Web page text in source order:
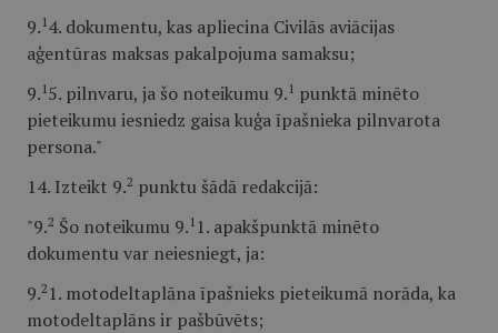
9. 1 4. dokumentu, kas apliecina Civilās aviācijas
aģentūras maksas pakalpojuma samaksu;
9. 1 5. pilnvaru, ja šo noteikumu 9. 1 punktā minēto
pieteikumu iesniedz gaisa kuģa īpašnieka pilnvarota
persona."
14. Izteikt 9.2 punktu šādā redakcijā:
"9.2 Šo noteikumu 9. 1 1. apakšpunktā minēto
dokumentu var neiesniegt, ja:
9.2 1. motodeltaplāna īpašnieks pieteikumā norāda, ka
motodeltaplāns ir pašbūvēts;